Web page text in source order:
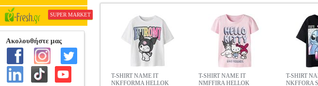
SUPER MARKET
T-SHIRT NAME IT
NKFFORMA HELLOK
T-SHIRT NAME IT
NMFFIRA HELLOK
T-SHIRT
NKFFORA